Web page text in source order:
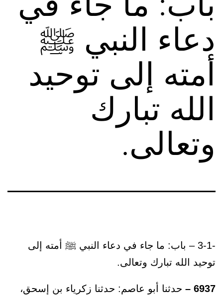
دعاء النبي ﷺ
أمته إلى توحيد
الله تبارك
وتعالى.
-3-1 – باب: ما جاء في دعاء النبي ﷺ أمته إلى
توحيد الله تبارك وتعالى.
6937 –
حدثنا أبو عاصم: حدثنا زكرياء بن إسحق،